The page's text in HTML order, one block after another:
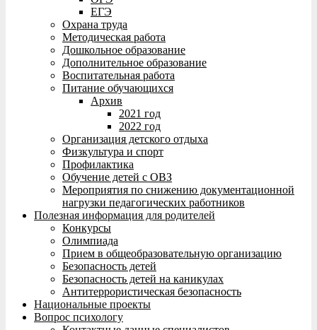
ЕГЭ
Охрана труда
Методическая работа
Дошкольное образование
Дополнительное образование
Воспитательная работа
Питание обучающихся
Архив
2021 год
2022 год
Организация детского отдыха
Физкультура и спорт
Профилактика
Обучение детей с ОВЗ
Мероприятия по снижению документационной
нагрузки педагогических работников
Полезная информация для родителей
Конкурсы
Олимпиада
Прием в общеобразовательную организацию
Безопасность детей
Безопасность детей на каникулах
Антитеррористическая безопасность
Национальные проекты
Вопрос психологу